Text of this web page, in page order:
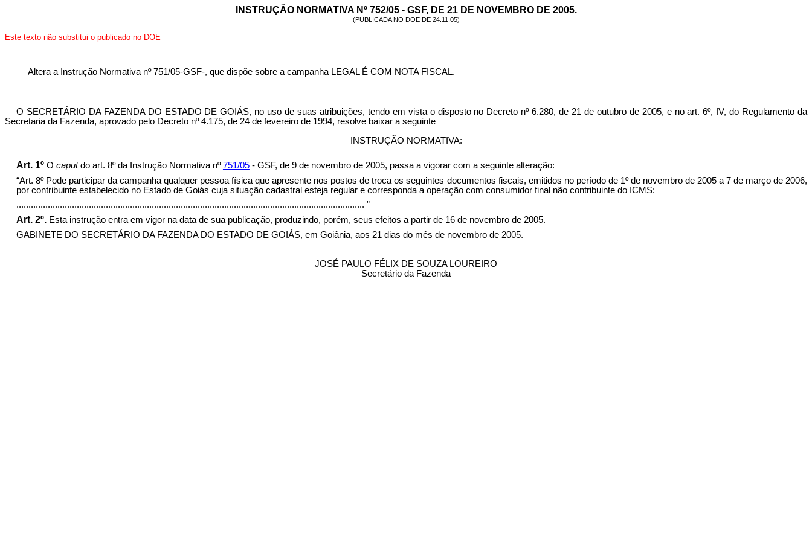
INSTRUÇÃO NORMATIVA Nº 752/05 - GSF, DE 21 DE NOVEMBRO DE 2005.
(PUBLICADA NO DOE DE 24.11.05)
Este texto não substitui o publicado no DOE
Altera a Instrução Normativa nº 751/05-GSF-, que dispõe sobre a campanha LEGAL É COM NOTA FISCAL.
O SECRETÁRIO DA FAZENDA DO ESTADO DE GOIÁS, no uso de suas atribuições, tendo em vista o disposto no Decreto nº 6.280, de 21 de outubro de 2005, e no art. 6º, IV, do Regulamento da
Secretaria da Fazenda, aprovado pelo Decreto nº 4.175, de 24 de fevereiro de 1994, resolve baixar a seguinte
INSTRUÇÃO NORMATIVA:
Art. 1º O caputdo art. 8º da Instrução Normativa nº751/05- GSF, de 9 de novembro de 2005, passa a vigorar com a seguinte alteração:
“Art. 8º Pode participar da campanha qualquer pessoa física que apresente nos postos de troca os seguintes documentos fiscais, emitidos no período de 1º de novembro de 2005 a 7 de março de 2006,
por contribuinte estabelecido no Estado de Goiás cuja situação cadastral esteja regular e corresponda a operação com consumidor final não contribuinte do ICMS:
................................................................................................................................................ ”
Art. 2º.Esta instrução entra em vigor na data de sua publicação, produzindo, porém, seus efeitos a partir de 16 de novembro de 2005.
GABINETE DO SECRETÁRIO DA FAZENDA DO ESTADO DE GOIÁS, em Goiânia, aos 21 dias do mês de novembro de 2005.
JOSÉ PAULO FÉLIX DE SOUZA LOUREIRO
Secretário da Fazenda